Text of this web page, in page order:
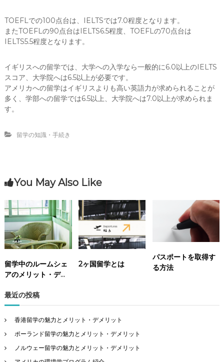
TOEFLでの100点台は、IELTSでは7.0程度となります。
またTOEFLの90点台はIELTS6.5程度、TOEFLの70点台は
IELTS5.5程度となります。
イギリスへの留学では、大学への入学なら一般的に6.0以上のIELTS
スコア、大学院へは6.5以上が必要です。
アメリカへの留学はイギリスよりも高い英語力が求められることが
多く、学部への留学では6.5以上、大学院へは7.0以上が求められま
す。
留学の知識・手続き
You May Also Like
留学中のルームシェ
アのメリット・デメ
するコツ
2ヶ国留学とは
パスポートを取得す
る方法
最近の投稿
香港留学の魅力とメリット・デメリット
ポーランド留学の魅力とメリット・デメリット
ノルウェー留学の魅力とメリット・デメリット